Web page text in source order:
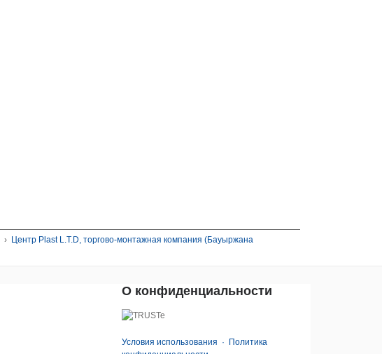
› Центр Plast L.T.D, торгово-монтажная компания (Бауыржана
О конфиденциальности
Условия использования ·
Политика